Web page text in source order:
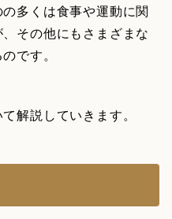
多くは食事や運動に関
その他にもさまざまな
です。
解説していきます。